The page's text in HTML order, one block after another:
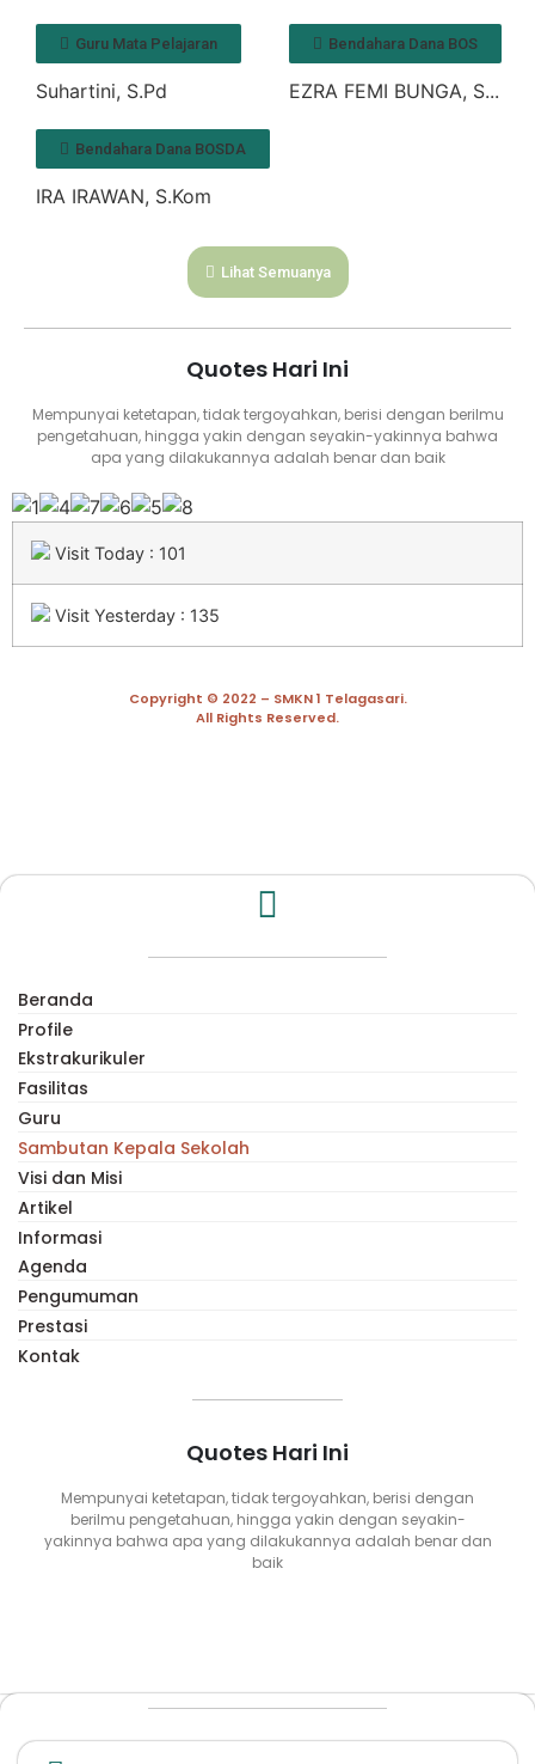
Guru Mata Pelajaran
Suhartini, S.Pd
Bendahara Dana BOS
EZRA FEMI BUNGA, S...
Bendahara Dana BOSDA
IRA IRAWAN, S.Kom
Lihat Semuanya
Quotes Hari Ini
Mempunyai ketetapan, tidak tergoyahkan, berisi dengan berilmu
pengetahuan, hingga yakin dengan seyakin-yakinnya bahwa
apa yang dilakukannya adalah benar dan baik
Visit Today : 101
Visit Yesterday : 135
Copyright © 2022 – SMKN 1 Telagasari.
All Rights Reserved.
Beranda
Profile
Ekstrakurikuler
Fasilitas
Guru
Sambutan Kepala Sekolah
Visi dan Misi
Artikel
Informasi
Agenda
Pengumuman
Prestasi
Kontak
Quotes Hari Ini
Mempunyai ketetapan, tidak tergoyahkan, berisi dengan
berilmu pengetahuan, hingga yakin dengan seyakin-
yakinnya bahwa apa yang dilakukannya adalah benar dan
baik